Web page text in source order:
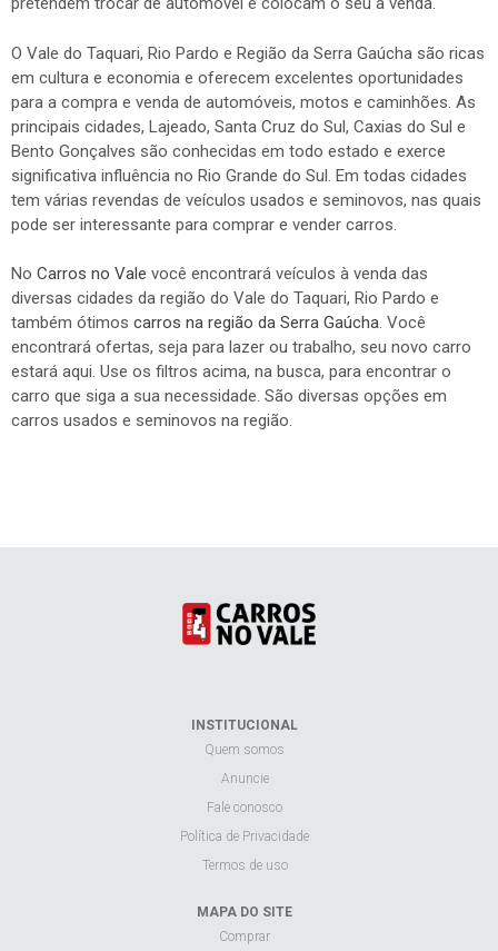
O Vale do Taquari, Rio Pardo e Região da Serra Gaúcha são ricas
em cultura e economia e oferecem excelentes oportunidades
para a compra e venda de automóveis, motos e caminhões. As
principais cidades, Lajeado, Santa Cruz do Sul, Caxias do Sul e
Bento Gonçalves são conhecidas em todo estado e exerce
significativa influência no Rio Grande do Sul. Em todas cidades
tem várias revendas de veículos usados e seminovos, nas quais
pode ser interessante para comprar e vender carros.
No Carros no Vale você encontrará veículos à venda das
diversas cidades da região do Vale do Taquari, Rio Pardo e
também ótimos carros na região da Serra Gaúcha. Você
encontrará ofertas, seja para lazer ou trabalho, seu novo carro
estará aqui. Use os filtros acima, na busca, para encontrar o
carro que siga a sua necessidade. São diversas opções em
carros usados e seminovos na região.
INSTITUCIONAL
Quem somos
Anuncie
Fale conosco
Política de Privacidade
Termos de uso
MAPA DO SITE
Comprar